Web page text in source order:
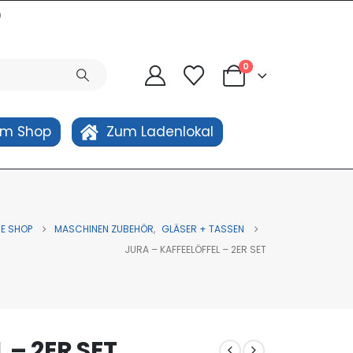
0
Shop Zum Ladenlokal
SHOP MASCHINEN ZUBEHÖR, GLÄSER + TASSEN
JURA – KAFFEELÖFFEL – 2ER SET